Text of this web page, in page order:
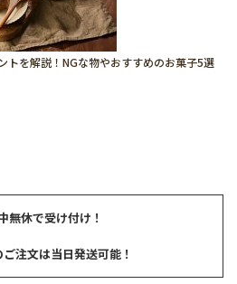
トを解説！NGな物やおすすめのお菓子5選
無休で受け付け！
注文は当日発送可能！